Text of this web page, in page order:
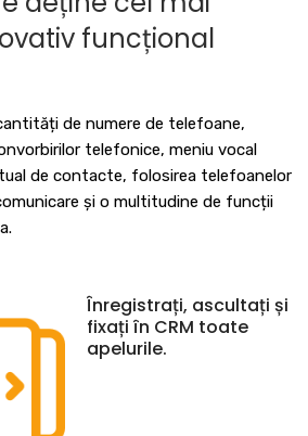
funcțional
de numere de telefoane,
telefonice, meniu vocal
de contacte, folosirea telefoanelor
și o multitudine de funcții
Înregistrați, ascultați și
fixați în CRM toate
apelurile.